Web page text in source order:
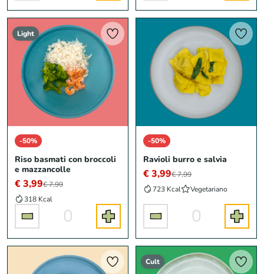
Light
-50%
Riso basmati con broccoli
e mazzancolle
€ 3,99€ 7,99
318 Kcal
0
-50%
Ravioli burro e salvia
€ 3,99€ 7,99
723 Kcal
Vegetariano
0
Cult